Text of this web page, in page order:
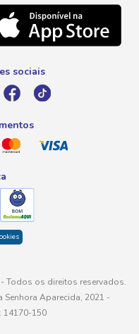
sociais
Todos os direitos reservados.
Senhora Aparecida, 2021 -
14170-150